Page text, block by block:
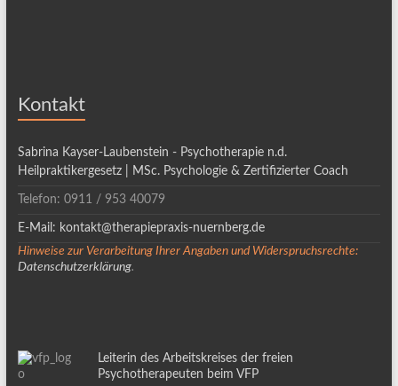
Kontakt
Sabrina Kayser-Laubenstein - Psychotherapie n.d.
Heilpraktikergesetz | MSc. Psychologie & Zertifizierter Coach
Telefon: 0911 / 953 40079
E-Mail: kontakt@therapiepraxis-nuernberg.de
Hinweise zur Verarbeitung Ihrer Angaben und Widerspruchsrechte:
Datenschutzerklärung.
Leiterin des Arbeitskreises der freien
Psychotherapeuten beim VFP